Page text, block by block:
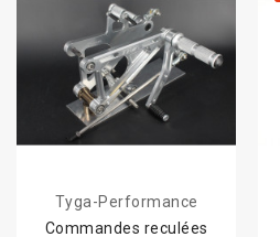
Tyga-Performance
Commandes reculées